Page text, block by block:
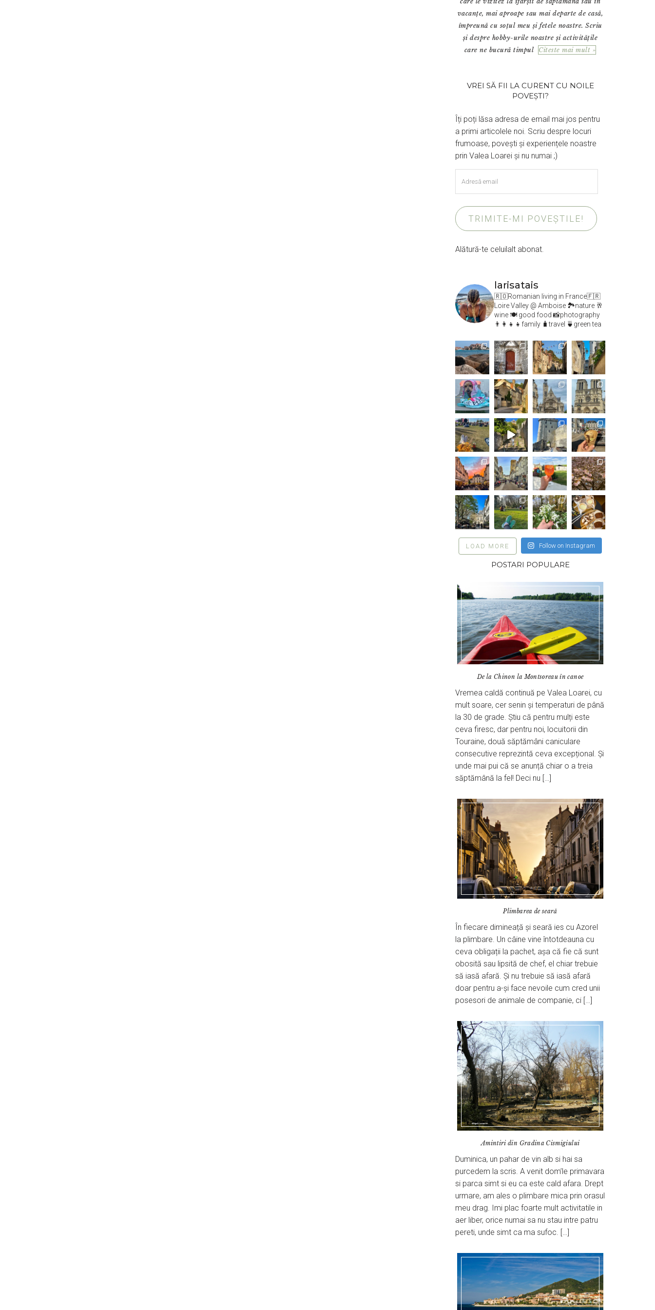
vacanțe, mai aproape sau mai departe de casă,
împreună cu soțul meu și fetele noastre. Scriu
și despre hobby-urile noastre și activitățile
care ne bucură timpul Citeste mai mult »
VREI SĂ FII LA CURENT CU NOILE
POVEȘTI?
Îți poți lăsa adresa de email mai jos pentru
a primi articolele noi. Scriu despre locuri
frumoase, povești și experiențele noastre
prin Valea Loarei și nu numai ;)
email
TRIMITE-MI POVEȘTILE!
Alătură-te celuilalt abonat.
larisatais
🇷🇴Romanian living in France🇫🇷
Loire Valley @ Amboise 🏞️nature 🥂
wine 🍽 good food 📸photography
👨‍👩‍👧‍👧family 🧳travel 🍵green tea
LOAD MORE Follow on Instagram
POSTARI POPULARE
De la Chinon la Montsoreau în canoe
Vremea caldă continuă pe Valea Loarei, cu
mult soare, cer senin și temperaturi de până
la 30 de grade. Știu că pentru mulți este
ceva firesc, dar pentru noi, locuitorii din
Touraine, două săptămâni caniculare
consecutive reprezintă ceva excepțional. Și
unde mai pui că se anunță chiar o a treia
săptămână la fel! Deci nu […]
Plimbarea de seară
În fiecare dimineață și seară ies cu Azorel
la plimbare. Un câine vine întotdeauna cu
ceva obligații la pachet, așa că fie că sunt
obosită sau lipsită de chef, el chiar trebuie
să iasă afară. Și nu trebuie să iasă afară
doar pentru a-și face nevoile cum cred unii
posesori de animale de companie, ci […]
Amintiri din Gradina Cismigiului
Duminica, un pahar de vin alb si hai sa
purcedem la scris. A venit dom’le primavara
si parca simt si eu ca este cald afara. Drept
urmare, am ales o plimbare mica prin orasul
meu drag. Imi plac foarte mult activitatile in
aer liber, orice numai sa nu stau intre patru
pereti, unde simt ca ma sufoc. […]